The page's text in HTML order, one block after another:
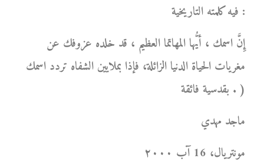
فيه كلمته التاريخية :
إِنَّ اسمك ، أيُّها المهاتما العظيم ، قد خلده عزوفك عن
مغريات الحياة الدنيا الزائلة، فإذا بملايين الشفاه تردد اسمك
بقدسية فائقة . )
ماجد مهدي
مونتریال، 16 آب ۲۰۰۰